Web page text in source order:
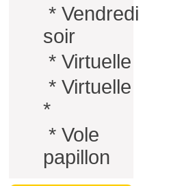
* Vendredi
soir
* Virtuelle
* Virtuelle
*
* Vole
papillon